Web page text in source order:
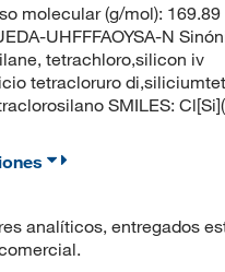
molecular (g/mol):
UHFFFAOYSA-N
tetrachloro,silicon iv
tetracloruro
SMILES:
analíticos, entregados